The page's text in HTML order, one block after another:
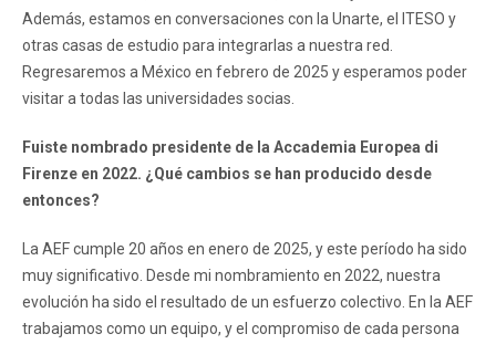
Además, estamos en conversaciones con la Unarte, el ITESO y
otras casas de estudio para integrarlas a nuestra red.
Regresaremos a México en febrero de 2025 y esperamos poder
visitar a todas las universidades socias.
Fuiste nombrado presidente de la Accademia Europea di
Firenze en 2022. ¿Qué cambios se han producido desde
entonces?
La AEF cumple 20 años en enero de 2025, y este período ha sido
muy significativo. Desde mi nombramiento en 2022, nuestra
evolución ha sido el resultado de un esfuerzo colectivo. En la AEF
trabajamos como un equipo, y el compromiso de cada persona